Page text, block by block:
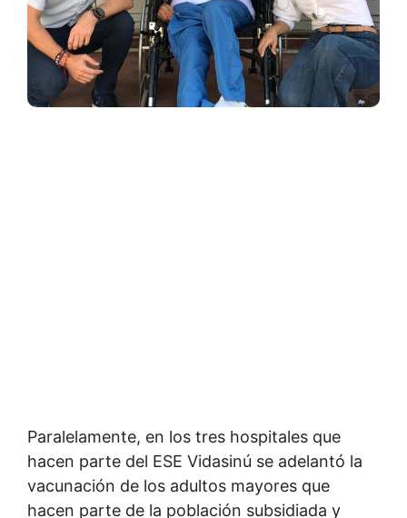
Paralelamente, en los tres hospitales que
hacen parte del ESE Vidasinú se adelantó la
vacunación de los adultos mayores que
hacen parte de la población subsidiada y